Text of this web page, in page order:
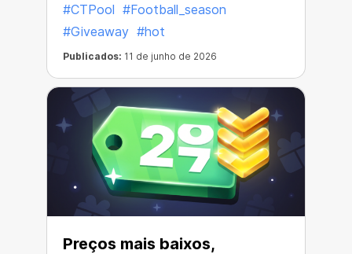
#CTPool #Football_season
#Giveaway #hot
Publicados: 11 de junho de 2026
Preços mais baixos,